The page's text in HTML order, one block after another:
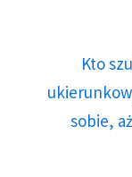
Kto
sobie,